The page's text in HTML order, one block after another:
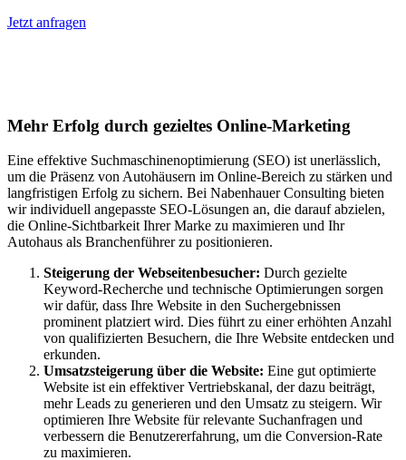
Jetzt anfragen
Mehr Erfolg durch gezieltes Online-Marketing
Eine effektive Suchmaschinenoptimierung (SEO) ist unerlässlich,
um die Präsenz von Autohäusern im Online-Bereich zu stärken und
langfristigen Erfolg zu sichern. Bei Nabenhauer Consulting bieten
wir individuell angepasste SEO-Lösungen an, die darauf abzielen,
die Online-Sichtbarkeit Ihrer Marke zu maximieren und Ihr
Autohaus als Branchenführer zu positionieren.
Steigerung der Webseitenbesucher: Durch gezielte
Keyword-Recherche und technische Optimierungen sorgen
wir dafür, dass Ihre Website in den Suchergebnissen
prominent platziert wird. Dies führt zu einer erhöhten Anzahl
von qualifizierten Besuchern, die Ihre Website entdecken und
erkunden.
Umsatzsteigerung über die Website: Eine gut optimierte
Website ist ein effektiver Vertriebskanal, der dazu beiträgt,
mehr Leads zu generieren und den Umsatz zu steigern. Wir
optimieren Ihre Website für relevante Suchanfragen und
verbessern die Benutzererfahrung, um die Conversion-Rate
zu maximieren.